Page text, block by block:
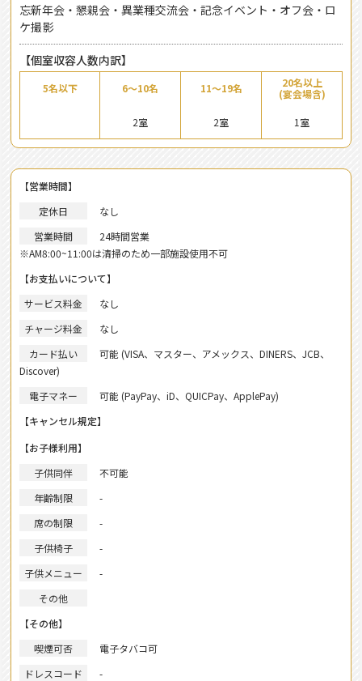
忘新年会・懇親会・異業種交流会・記念イベント・オフ会・ロ
ケ撮影
【個室収容人数内訳】
5名以下 6～10名 11～19名
20名以上
(宴会場含)
2室 2室 1室
【営業時間】
定休日
なし
営業時間
24時間営業
※AM8:00~11:00は清掃のため一部施設使用不可
【お支払いについて】
サービス料金
なし
チャージ料金
なし
カード払い
可能 (VISA、マスター、アメックス、DINERS、JCB、
Discover)
電子マネー
可能 (PayPay、iD、QUICPay、ApplePay)
【キャンセル規定】
【お子様利用】
子供同伴
不可能
年齢制限
-
席の制限
-
子供椅子
-
子供メニュー
-
その他
【その他】
喫煙可否
電子タバコ可
ドレスコード
-